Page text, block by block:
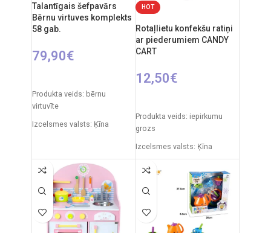
Izcelsmes valsts: Ķīna.
Talantīgais šefpavārs
Bērnu virtuves komplekts
58 gab.
79,90€
Produkta veids: bērnu
virtuvīte
Izcelsmes valsts: Ķīna
Virtuvītes izmēri: 35 x 63 x 84
Produkta materiāls:
plastmasa
HOT
Rotaļlietu konfekšu ratiņi
ar piederumiem CANDY
CART
12,50€
Produkta veids: iepirkumu
grozs
Izcelsmes valsts: Ķīna
27 cm
Produkta izmēri: 24,5 x 26 x
Produkta materiāls: